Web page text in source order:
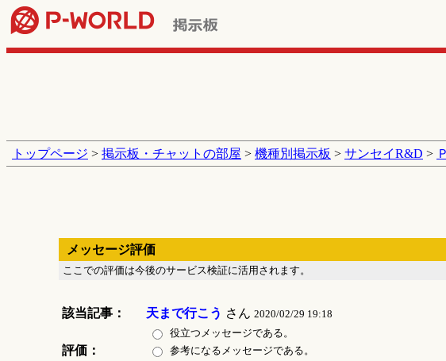
トップページ > 掲示板・チャットの部屋 > 機種別掲示板 > サンセイR&D >
メッセージ評価
ここでの評価は今後のサービス検証に活用されます。
該当記事： 天まで行こう さん 2020/02/29 19:18
評価：
役立つメッセージである。
参考になるメッセージである。